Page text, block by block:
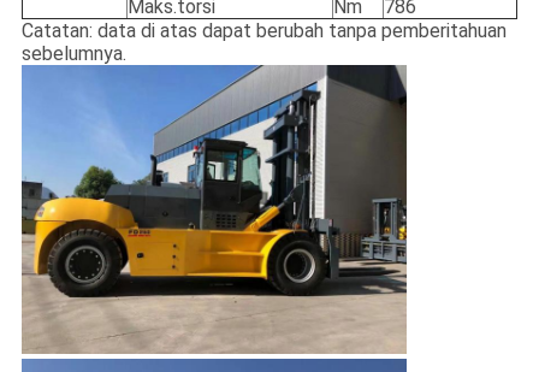
Maks.torsi
Nm
786
Catatan: data di atas dapat berubah tanpa pemberitahuan
sebelumnya.